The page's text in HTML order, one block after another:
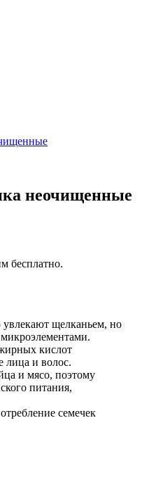
неочищенные
бесплатно.
увлекают щелканьем, но
кислот
лица и волос.
и мясо, поэтому
питания,
семечек